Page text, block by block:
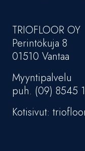
TRIOFLOOR OY
Perintökuja 8
01510 Vantaa
Myyntipalvelu
puh. (09) 8545
Kotisivut: